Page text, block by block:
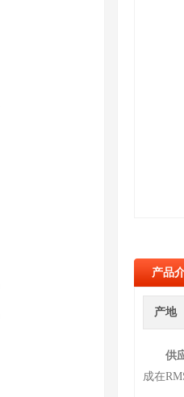
产品
产地
供
成在